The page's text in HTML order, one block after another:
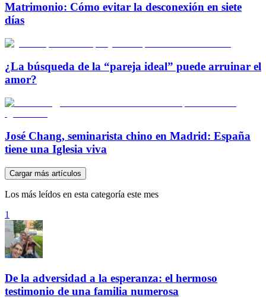
Matrimonio: Cómo evitar la desconexión en siete
días
¿La búsqueda de la “pareja ideal” puede arruinar el
amor?
José Chang, seminarista chino en Madrid: España
tiene una Iglesia viva
Cargar más artículos
Los más leídos en esta categoría este mes
1
De la adversidad a la esperanza: el hermoso
testimonio de una familia numerosa